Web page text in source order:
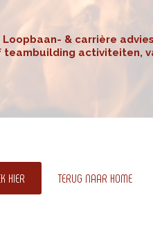
& carrière
activiteiten,
HIER TERUG NAAR HOME